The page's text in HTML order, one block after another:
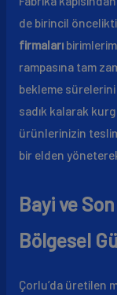
de birincil
firmaları
rampasına tam
bekleme sürelerini
sadık kalarak
ürünlerinizin
bir elden
Bayi ve
Bölgesel
Çorlu’da üretilen